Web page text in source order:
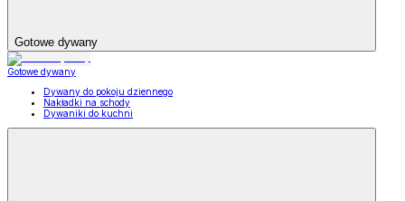
Gotowe dywany
Gotowe dywany
Dywany do pokoju dziennego
Nakładki na schody
Dywaniki do kuchni